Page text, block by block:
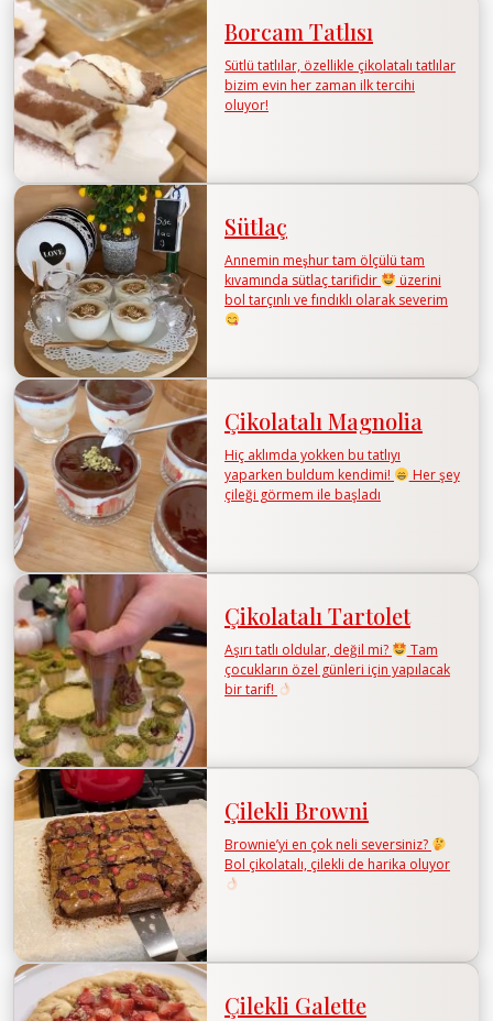
Borcam Tatlısı
Sütlü tatlılar, özellikle çikolatalı tatlılar
bizim evin her zaman ilk tercihi
oluyor!
Sütlaç
Annemin meşhur tam ölçülü tam
kıvamında sütlaç tarifidir
üzerini
bol tarçınlı ve fındıklı olarak severim
Çikolatalı Magnolia
Hiç aklımda yokken bu tatlıyı
yaparken buldum kendimi!
Her şey
çileği görmem ile başladı
Çikolatalı Tartolet
Aşırı tatlı oldular, değil mi?
Tam
çocukların özel günleri için yapılacak
bir tarif!
Çilekli Browni
Brownie’yi en çok neli seversiniz?
Bol çikolatalı, çilekli de harika oluyor
Çilekli Galette